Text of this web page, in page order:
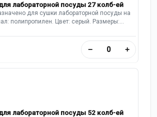
лабораторной посуды 27 колб-ей
для сушки лабораторной посуды на
полипропилен. Цвет: серый. Размеры:
полипропиленовый поддон.
для слива воды.
− +
лабораторной посуды 52 колб-ей